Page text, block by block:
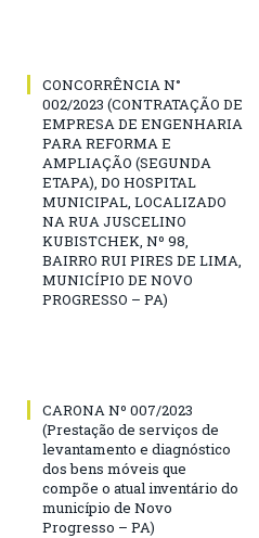
CONCORRÊNCIA N°
002/2023 (CONTRATAÇÃO DE
EMPRESA DE ENGENHARIA
PARA REFORMA E
AMPLIAÇÃO (SEGUNDA
ETAPA), DO HOSPITAL
MUNICIPAL, LOCALIZADO
NA RUA JUSCELINO
KUBISTCHEK, Nº 98,
BAIRRO RUI PIRES DE LIMA,
MUNICÍPIO DE NOVO
PROGRESSO – PA)
CARONA Nº 007/2023
(Prestação de serviços de
levantamento e diagnóstico
dos bens móveis que
compõe o atual inventário do
município de Novo
Progresso – PA)